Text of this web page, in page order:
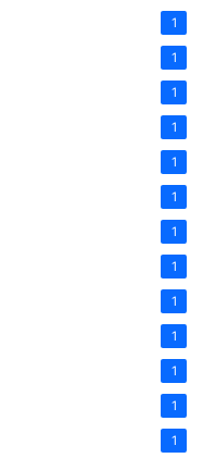
1
1
1
1
1
1
1
1
1
1
1
1
1